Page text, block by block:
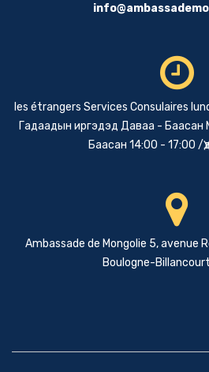
les étrangers Services Consulaires
Гадаадын иргэдэд Даваа - Баасан
Баасан 14:00 - 17:00 /
Ambassade de Mongolie 5, avenue
Boulogne-